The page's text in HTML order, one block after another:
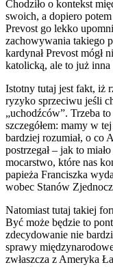
Chodziło o kontekst
swoich, a dopiero
Prevost go lekko
zachowywania takiego
kardynał Prevost mógł
katolicką, ale to już inna
Istotny tutaj jest fakt, iż
ryzyko sprzeciwu jeśli
„uchodźców”. Trzeba
szczegółem: mamy w
bardziej rozumiał, o co
postrzegał – jak to
mocarstwo, które nas
papieża Franciszka
wobec Stanów
Natomiast tutaj takiej
Być może będzie to
zdecydowanie nie
sprawy
zwłaszcza z Ameryka